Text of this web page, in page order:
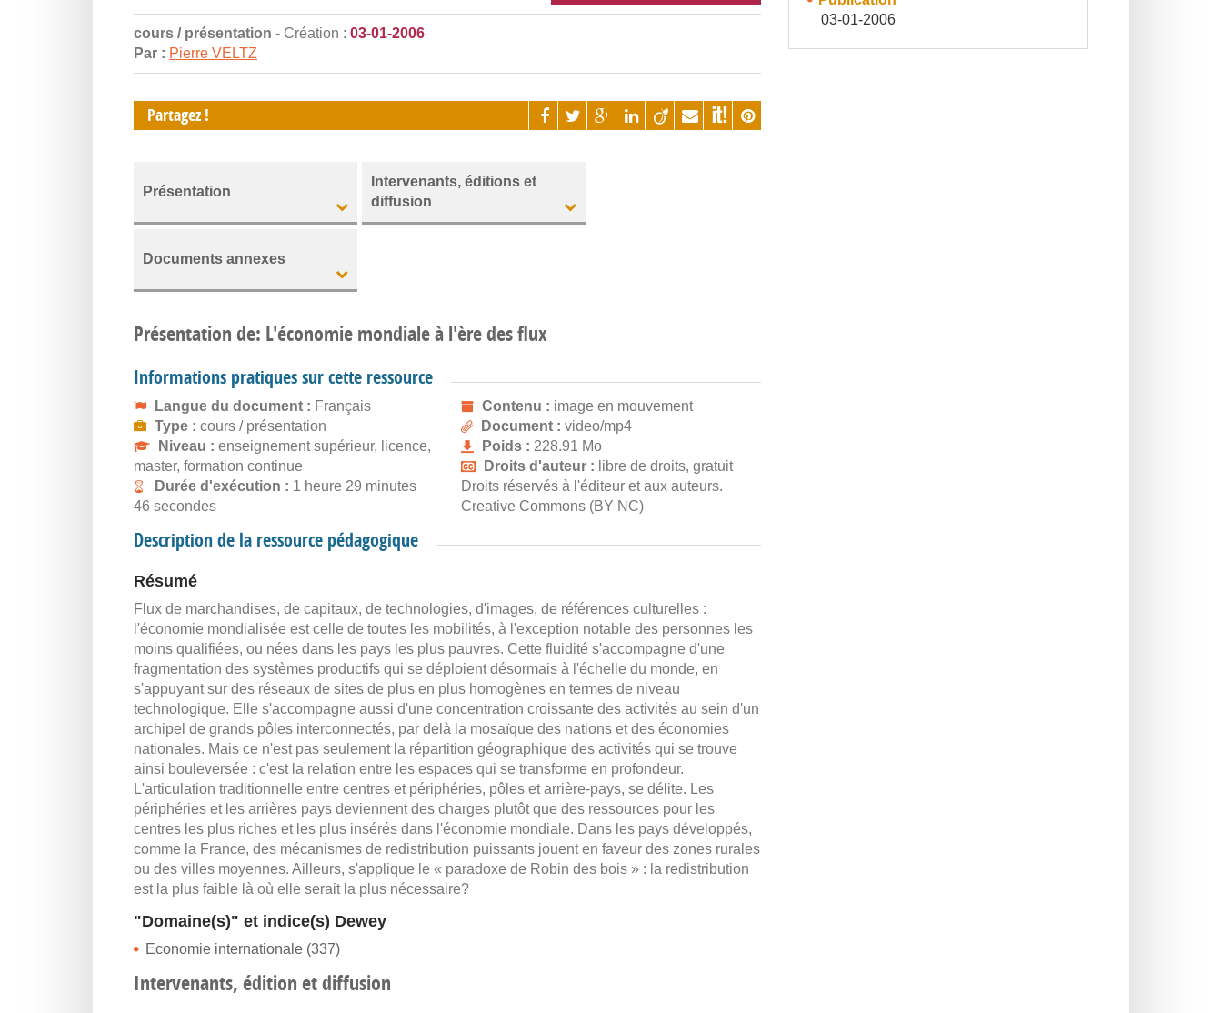
cours / présentation - Création : 03-01-2006
Par : Pierre VELTZ
Partagez !
Présentation
Intervenants, éditions et
diffusion
Documents annexes
Présentation de: L'économie mondiale à l'ère des flux
Informations pratiques sur cette ressource
Langue du document : Français
Type : cours / présentation
Niveau : enseignement supérieur, licence,
master, formation continue
Durée d'exécution : 1 heure 29 minutes
46 secondes
Contenu : image en mouvement
Document : video/mp4
Poids : 228.91 Mo
Droits d'auteur : libre de droits, gratuit
Droits réservés à l'éditeur et aux auteurs.
Creative Commons (BY NC)
Description de la ressource pédagogique
Résumé
Flux de marchandises, de capitaux, de technologies, d'images, de références culturelles :
l'économie mondialisée est celle de toutes les mobilités, à l'exception notable des personnes les
moins qualifiées, ou nées dans les pays les plus pauvres. Cette fluidité s'accompagne d'une
fragmentation des systèmes productifs qui se déploient désormais à l'échelle du monde, en
s'appuyant sur des réseaux de sites de plus en plus homogènes en termes de niveau
technologique. Elle s'accompagne aussi d'une concentration croissante des activités au sein d'un
archipel de grands pôles interconnectés, par delà la mosaïque des nations et des économies
nationales. Mais ce n'est pas seulement la répartition géographique des activités qui se trouve
ainsi bouleversée : c'est la relation entre les espaces qui se transforme en profondeur.
L'articulation traditionnelle entre centres et périphéries, pôles et arrière-pays, se délite. Les
périphéries et les arrières pays deviennent des charges plutôt que des ressources pour les
centres les plus riches et les plus insérés dans l'économie mondiale. Dans les pays développés,
comme la France, des mécanismes de redistribution puissants jouent en faveur des zones rurales
ou des villes moyennes. Ailleurs, s'applique le « paradoxe de Robin des bois » : la redistribution
est la plus faible là où elle serait la plus nécessaire?
"Domaine(s)" et indice(s) Dewey
Economie internationale (337)
Intervenants, édition et diffusion
03-01-2006